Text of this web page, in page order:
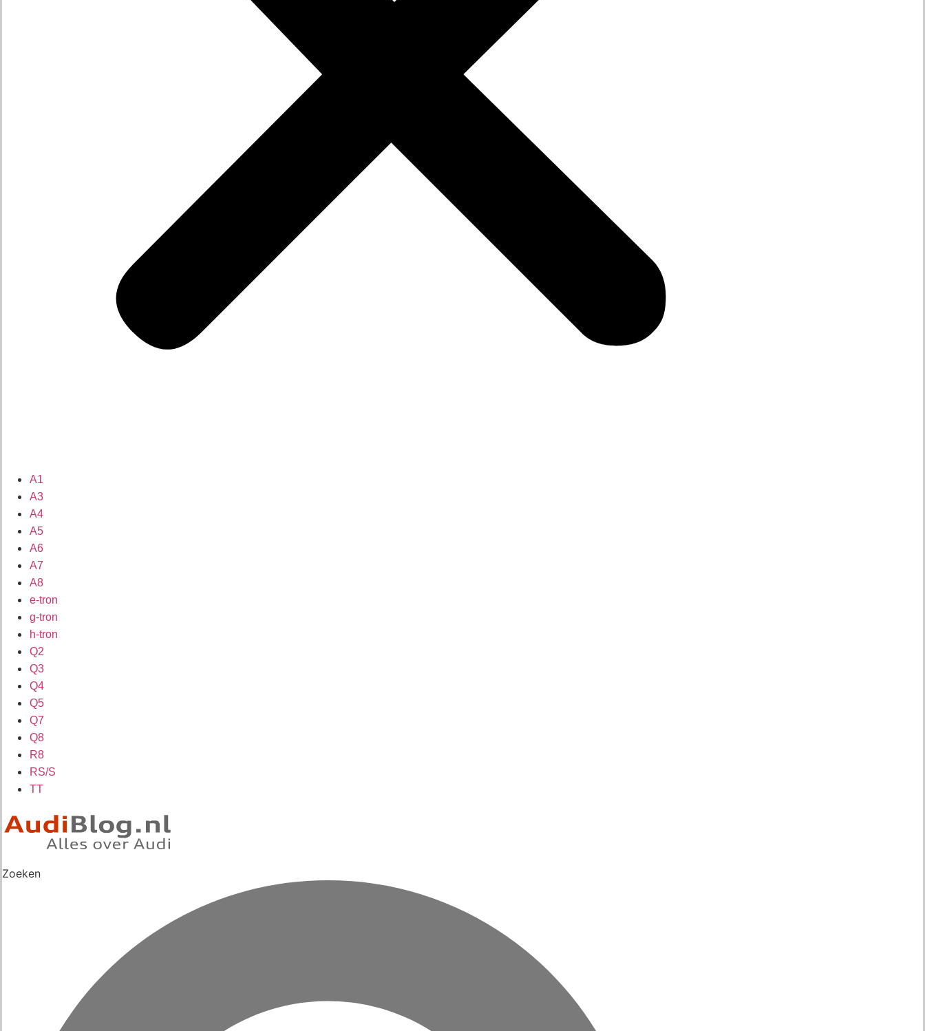
A1
A3
A4
A5
A6
A7
A8
e-tron
g-tron
h-tron
Q2
Q3
Q4
Q5
Q7
Q8
R8
RS/S
TT
Zoeken